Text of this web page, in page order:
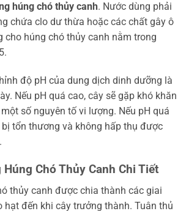
húng chó thủy canh. Nước dùng phải
chứa clo dư thừa hoặc các chất gây ô
cho húng chó thủy canh nằm trong
độ pH của dung dịch dinh dưỡng là
Nếu pH quá cao, cây sẽ gặp khó khăn
số nguyên tố vi lượng. Nếu pH quá
bị tổn thương và không hấp thụ được
Chó Thủy Canh Chi Tiết
thủy canh được chia thành các giai
hạt đến khi cây trưởng thành. Tuân thủ